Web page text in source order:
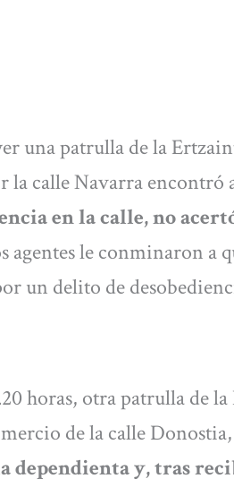
una patrulla de la
la calle Navarra encontró
en la calle, no
agentes le conminaron a
un delito de
horas, otra patrulla de
de la calle
dependienta y, tras